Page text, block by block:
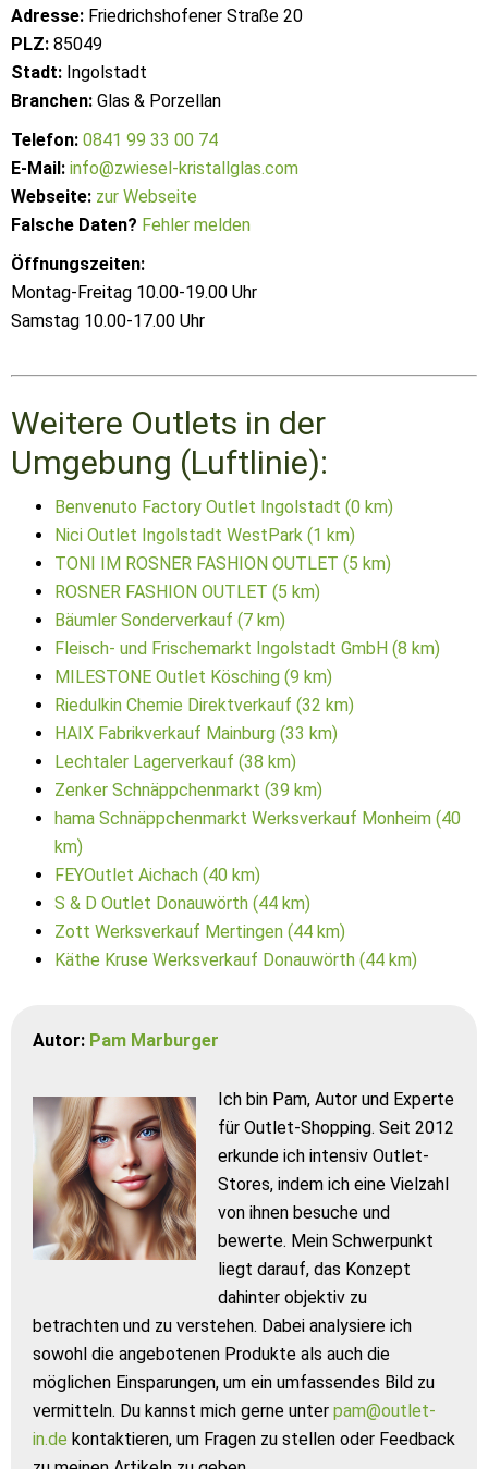
Adresse: Friedrichshofener Straße 20
PLZ: 85049
Stadt: Ingolstadt
Branchen: Glas & Porzellan
Telefon: 0841 99 33 00 74
E-Mail: info@zwiesel-kristallglas.com
Webseite: zur Webseite
Falsche Daten? Fehler melden
Öffnungszeiten:
Montag-Freitag 10.00-19.00 Uhr
Samstag 10.00-17.00 Uhr
Weitere Outlets in der
Umgebung (Luftlinie):
Benvenuto Factory Outlet Ingolstadt (0 km)
Nici Outlet Ingolstadt WestPark (1 km)
TONI IM ROSNER FASHION OUTLET (5 km)
ROSNER FASHION OUTLET (5 km)
Bäumler Sonderverkauf (7 km)
Fleisch- und Frischemarkt Ingolstadt GmbH (8 km)
MILESTONE Outlet Kösching (9 km)
Riedulkin Chemie Direktverkauf (32 km)
HAIX Fabrikverkauf Mainburg (33 km)
Lechtaler Lagerverkauf (38 km)
Zenker Schnäppchenmarkt (39 km)
hama Schnäppchenmarkt Werksverkauf Monheim (40
km)
FEYOutlet Aichach (40 km)
S & D Outlet Donauwörth (44 km)
Zott Werksverkauf Mertingen (44 km)
Käthe Kruse Werksverkauf Donauwörth (44 km)
Autor: Pam Marburger
Ich bin Pam, Autor und Experte
für Outlet-Shopping. Seit 2012
erkunde ich intensiv Outlet-
Stores, indem ich eine Vielzahl
von ihnen besuche und
bewerte. Mein Schwerpunkt
liegt darauf, das Konzept
dahinter objektiv zu
betrachten und zu verstehen. Dabei analysiere ich
sowohl die angebotenen Produkte als auch die
möglichen Einsparungen, um ein umfassendes Bild zu
vermitteln. Du kannst mich gerne unter pam@outlet-
in.de kontaktieren, um Fragen zu stellen oder Feedback